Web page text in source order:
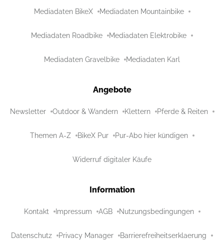
Mediadaten BikeX Mediadaten Mountainbike
Mediadaten Roadbike Mediadaten Elektrobike
Mediadaten Gravelbike Mediadaten Karl
Angebote
Newsletter Outdoor & Wandern Klettern Pferde & Reiten
Themen A-Z BikeX Pur Pur-Abo hier kündigen
Widerruf digitaler Käufe
Information
Kontakt Impressum AGB Nutzungsbedingungen
Datenschutz Privacy Manager Barrierefreiheitserklaerung